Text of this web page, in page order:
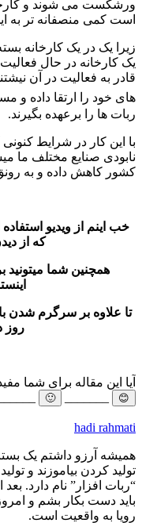
ورشکست می شوند و
است کمی منصفانه تر به
زیرا یک در یک کارخانه
یک کارخانه در حال
قادر به فعالیت در آن
های خود را ارتقا داده و
ربات ها را برعهده بگیرند.
با این کار در شرایط
نابودی صنایع مختلف ما
کشور کاهش داده و به
خب اینم از ویدیو
که از
همچنین شما میتونید
تا علاوه بر سرگرم شدن
روز
آیا این مقاله برای شما
😊
🙂
hadi rahmati
همیشه آرزو داشتم یک
تولید کردن بیاموزند و
“ربات افزار” نام دارد.
باید دست بکار بشم و
رویا به واقعیت است.